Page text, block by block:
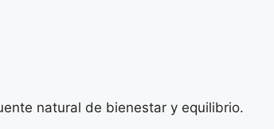
natural de bienestar y equilibrio.